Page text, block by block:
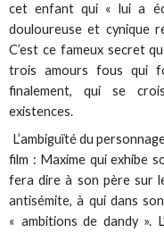
cet enfant qui « lui a
douloureuse et cynique
C’est ce fameux secret
trois amours fous qui
finalement, qui se
existences.
L’ambiguïté du
film : Maxime qui exhibe
fera dire à son père sur
antisémite, à qui dans
« ambitions de dandy ».